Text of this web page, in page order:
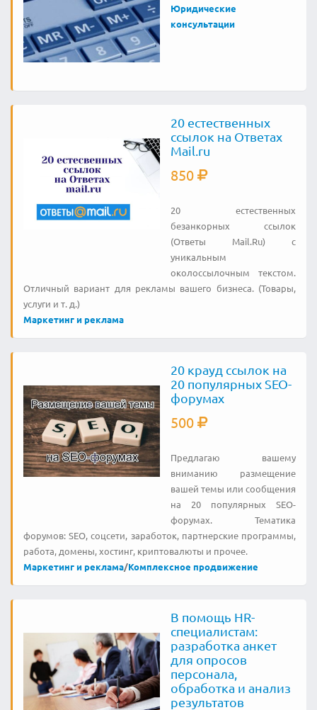
Юридические
консультации
20 естественных
ссылок на Ответах
Mail.ru
850
20 естественных
безанкорных ссылок
(Ответы Mail.Ru) с
уникальным
околоссылочным текстом.
Отличный вариант для рекламы вашего бизнеса. (Товары,
услуги и т. д.)
Маркетинг и реклама
20 крауд ссылок на
20 популярных SEO-
форумах
500
Предлагаю вашему
вниманию размещение
вашей темы или сообщения
на 20 популярных SEO-
форумах. Тематика
форумов: SEO, соцсети, заработок, партнерские программы,
работа, домены, хостинг, криптовалюты и прочее.
Маркетинг и реклама/Комплексное продвижение
В помощь HR-
специалистам:
разработка анкет
для опросов
персонала,
обработка и анализ
результатов